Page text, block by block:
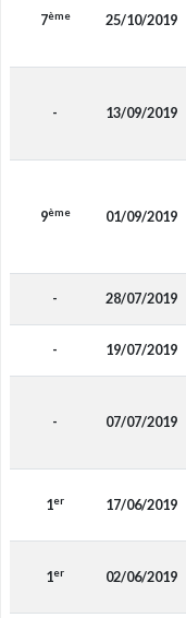
7ème 25/10/2019
- 13/09/2019
9ème 01/09/2019
- 28/07/2019
- 19/07/2019
- 07/07/2019
1er 17/06/2019
1er 02/06/2019